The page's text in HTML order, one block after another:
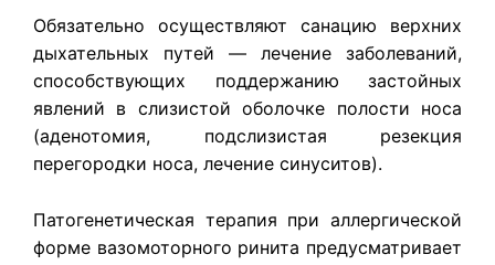
Обязательно осуществляют санацию верхних
дыхательных путей — лечение заболеваний,
способствующих поддержанию застойных
явлений в слизистой оболочке полости носа
(аденотомия, подслизистая резекция
перегородки носа, лечение синуситов).
Патогенетическая терапия при аллергической
форме вазомоторного ринита предусматривает